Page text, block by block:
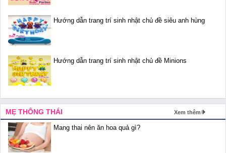
Hướng dẫn trang trí sinh nhật chủ đề siêu anh hùng
Hướng dẫn trang trí sinh nhật chủ đề Minions
MẸ THÔNG THÁI Xem thêm
Mang thai nên ăn hoa quả gì?